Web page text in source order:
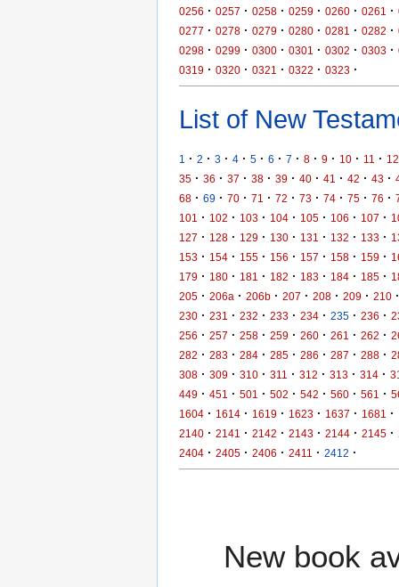
0256 · 0257 · 0258 · 0259 · 0260 · 0261 ·
0277 · 0278 · 0279 · 0280 · 0281 · 0282 ·
0298 · 0299 · 0300 · 0301 · 0302 · 0303 ·
0319 · 0320 · 0321 · 0322 · 0323 ·
List of New
1 · 2 · 3 · 4 · 5 · 6 · 7 · 8 · 9 · 10 · 11 · 12
35 · 36 · 37 · 38 · 39 · 40 · 41 · 42 · 43 ·
68 · 69 · 70 · 71 · 72 · 73 · 74 · 75 · 76 ·
101
· 102 · 103 · 104 · 105 · 106 · 107 ·
127 · 128 · 129 · 130 · 131 · 132 · 133 ·
153 · 154 · 155 · 156 · 157 · 158 · 159 ·
179 · 180 · 181 · 182 · 183 · 184 · 185 ·
205 · 206a · 206b · 207 · 208 · 209 · 210 ·
230 · 231 · 232 · 233 · 234 · 235 · 236 ·
256 · 257 · 258 · 259 · 260 · 261 · 262 ·
282 · 283 · 284 · 285 · 286 · 287 · 288 ·
308 · 309 · 310 · 311 · 312 · 313 · 314 ·
449 · 451 · 501 · 502 · 542 · 560 · 561 ·
1604 · 1614 · 1619 · 1623 · 1637 · 1681 ·
2140 · 2141 · 2142 · 2143 · 2144 · 2145 ·
2404 · 2405 · 2406 · 2411 · 2412 ·
New book